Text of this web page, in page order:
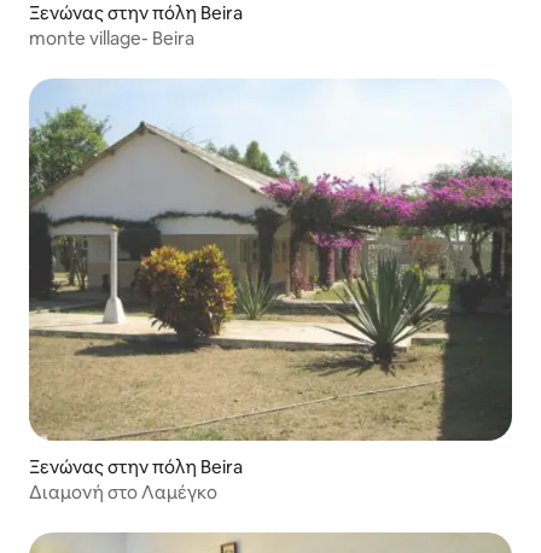
Ξενώνας στην πόλη Beira
monte village- Beira
Ξενώνας στην πόλη Beira
Διαμονή στο Λαμέγκο